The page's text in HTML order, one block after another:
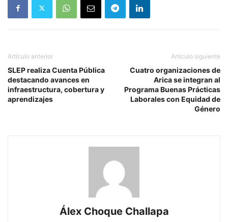
Artículo anterior
SLEP realiza Cuenta Pública
destacando avances en
infraestructura, cobertura y
aprendizajes
Artículo siguiente
Cuatro organizaciones de
Arica se integran al
Programa Buenas Prácticas
Laborales con Equidad de
Género
Álex Choque Challapa